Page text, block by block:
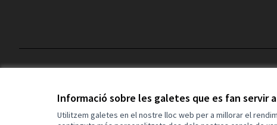
Informació sobre les galetes que es fan servir
Utilitzem galetes en el nostre lloc web per a millorar el